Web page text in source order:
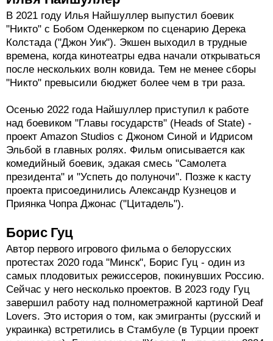
жанров и способ донести social commentary, в том
числе рассказать о текущей ситуации в мире", - так
Абраменко описал проект "Холоду".
Как и Филипп Юрьев, Абраменко работает с Hype
Studios - летом 2022 года был анонсирован (пока
безымянный) жанровый проект. Сейчас, по словам
разработки и девелопмента. В 2024 году компания
планирует приступить к его производству.
Илья Найшуллер
В 2021 году Илья Найшуллер выпустил боевик
"Никто" с Бобом Оденкерком по сценарию Дерека
Колстада ("Джон Уик"). Экшен выходил в трудные
времена, когда кинотеатры едва начали открываться
после нескольких волн ковида. Тем не менее сборы
"Никто" превысили бюджет более чем в три раза.
Осенью 2022 года Найшуллер приступил к работе
над боевиком "Главы государств" (Heads of State) -
проект Amazon Studios с Джоном Синой и Идрисом
Эльбой в главных ролях. Фильм описывается как
комедийный боевик, эдакая смесь "Самолета
президента" и "Успеть до полуночи". Позже к касту